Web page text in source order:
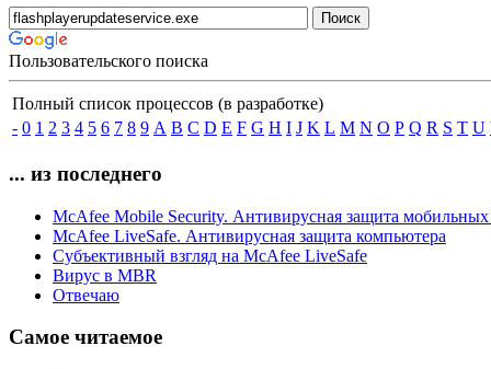
Пользовательского поиска
Полный список процессов (в разработке)
- 0 1 2 3 4 5 6 7 8 9 A B C D E F G H I J K L M N O P Q R S T U
... из последнего
McAfee Mobile Security. Антивирусная защита мобильных
McAfee LiveSafe. Антивирусная защита компьютера
Субъективный взгляд на McAfee LiveSafe
Вирус в MBR
Отвечаю
Самое читаемое